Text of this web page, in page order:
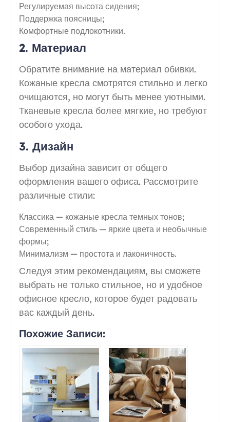
Регулируемая высота сидения;
Поддержка поясницы;
Комфортные подлокотники.
2. Материал
Обратите внимание на материал обивки.
Кожаные кресла смотрятся стильно и легко
очищаются, но могут быть менее уютными.
Тканевые кресла более мягкие, но требуют
особого ухода.
3. Дизайн
Выбор дизайна зависит от общего
оформления вашего офиса. Рассмотрите
различные стили:
Классика — кожаные кресла темных тонов;
Современный стиль — яркие цвета и необычные
формы;
Минимализм — простота и лаконичность.
Следуя этим рекомендациям, вы сможете
выбрать не только стильное, но и удобное
офисное кресло, которое будет радовать
вас каждый день.
Похожие Записи: